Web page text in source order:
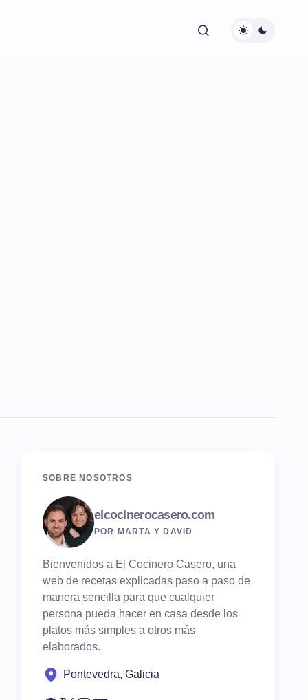
SOBRE NOSOTROS
elcocinerocasero.com
POR MARTA Y DAVID
Bienvenidos a El Cocinero Casero, una
web de recetas explicadas paso a paso de
manera sencilla para que cualquier
persona pueda hacer en casa desde los
platos más simples a otros más
elaborados.
Pontevedra, Galicia